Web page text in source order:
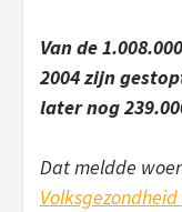
Van de
2004 zijn
later nog
Dat meldde